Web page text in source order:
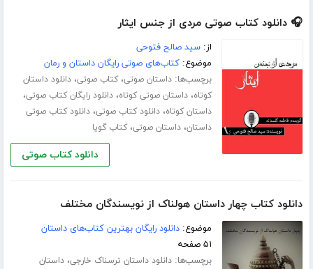
🎧 دانلود کتاب صوتی مردی از جنس ایثار
از:سید صالح فتوحی
موضوع:کتاب‌های صوتی رایگان داستان و رمان
برچسب‌ها:داستان صوتی،کتاب صوتی،دانلود داستان
کوتاه،داستان صوتی کوتاه،دانلود رایگان کتاب صوتی،
داستان کوتاه،دانلود کتاب صوتی،دانلود کتاب صوتی
داستان،داستان صوتی،کتاب گویا
دانلود کتاب صوتی
دانلود کتاب چهار داستان هولناک از نویسندگان مختلف
موضوع:دانلود رایگان بهترین کتاب‌های داستان
۵۱ صفحه
برچسب‌ها:دانلود داستان ترسناک خارجی،داستان